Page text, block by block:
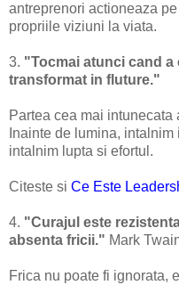
antreprenori actioneaza
propriile viziuni la viata.
3. "Tocmai atunci cand a
transformat in fluture."
Partea cea mai
Inainte de lumina,
intalnim lupta si efortul.
Citeste si Ce Este
4. "Curajul este
absenta fricii." Mark
Frica nu poate fi ignorata,